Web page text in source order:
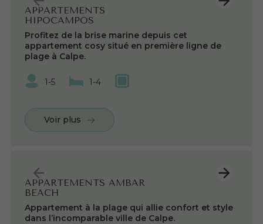
APPARTEMENTS
HIPOCAMPOS
Profitez de la brise marine depuis cet
appartement cosy situé en première ligne de
plage à Calpe.
1-5 1-4
Voir plus
APPARTEMENTS AMBAR
BEACH
Appartement à la plage qui allie confort et style
dans l’incomparable ville de Calpe.